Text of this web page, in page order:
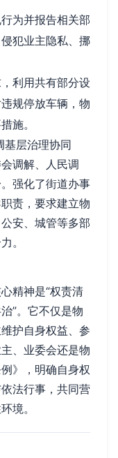
为并报告相关部
犯业主隐私、挪
利用共有部分设
规停放车辆，物
施。
基层治理协同
调解、人民调
强化了街道办事
责，要求建立物
安、城管等多部
。
精神是“权责清
”。它不仅是物
护自身权益、参
、业委会还是物
》，明确自身权
法行事，共同营
境。